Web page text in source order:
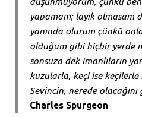
yapamam; layık olmasam
yanında olurum çünkü
olduğum gibi hiçbir yerde
sonsuza dek imanlıların
kuzularla, keçi ise
Sevincin, nerede olacağını
Charles Spurgeon